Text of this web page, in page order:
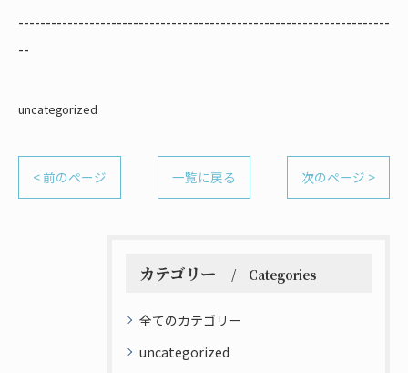
--------------------------------------------------------------------
--
uncategorized
< 前のページ 一覧に戻る 次のページ >
カテゴリー Categories
全てのカテゴリー
uncategorized